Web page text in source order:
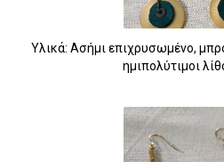
Υλικά: Ασήμι επιχρυσωμένο,
ημιπολύτιμοι